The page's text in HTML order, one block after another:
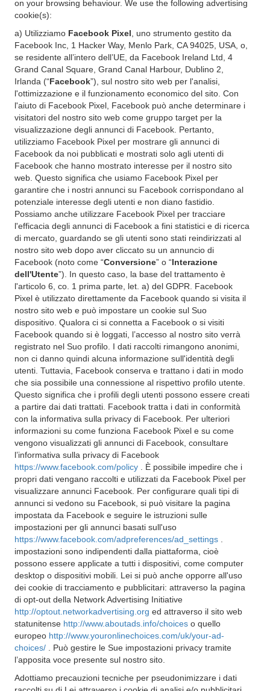
on your browsing behaviour. We use the following advertising
cookie(s):
a) Utilizziamo Facebook Pixel , uno strumento gestito da
Facebook Inc, 1 Hacker Way, Menlo Park, CA 94025, USA, o,
se residente all’intero dell’UE, da Facebook Ireland Ltd, 4
Grand Canal Square, Grand Canal Harbour, Dublino 2,
Irlanda (“Facebook”), sul nostro sito web per l'analisi,
l'ottimizzazione e il funzionamento economico del sito. Con
l'aiuto di Facebook Pixel, Facebook può anche determinare i
visitatori del nostro sito web come gruppo target per la
visualizzazione degli annunci di Facebook. Pertanto,
utilizziamo Facebook Pixel per mostrare gli annunci di
Facebook da noi pubblicati e mostrati solo agli utenti di
Facebook che hanno mostrato interesse per il nostro sito
web. Questo significa che usiamo Facebook Pixel per
garantire che i nostri annunci su Facebook corrispondano al
potenziale interesse degli utenti e non diano fastidio.
Possiamo anche utilizzare Facebook Pixel per tracciare
l'efficacia degli annunci di Facebook a fini statistici e di ricerca
di mercato, guardando se gli utenti sono stati reindirizzati al
nostro sito web dopo aver cliccato su un annuncio di
Facebook (noto come “Conversione” o “Interazione
dell'Utente”). In questo caso, la base del trattamento è
l'articolo 6, co. 1 prima parte, let. a) del GDPR. Facebook
Pixel è utilizzato direttamente da Facebook quando si visita il
nostro sito web e può impostare un cookie sul Suo
dispositivo. Qualora ci si connetta a Facebook o si visiti
Facebook quando si è loggati, l’accesso al nostro sito verrà
registrato nel Suo profilo. I dati raccolti rimangono anonimi,
non ci danno quindi alcuna informazione sull'identità degli
utenti. Tuttavia, Facebook conserva e trattano i dati in modo
che sia possibile una connessione al rispettivo profilo utente.
Questo significa che i profili degli utenti possono essere creati
a partire dai dati trattati. Facebook tratta i dati in conformità
con la informativa sulla privacy di Facebook. Per ulteriori
informazioni su come funziona Facebook Pixel e su come
vengono visualizzati gli annunci di Facebook, consultare
l’informativa sulla privacy di Facebook
https://www.facebook.com/policy
. È possibile impedire che i
propri dati vengano raccolti e utilizzati da Facebook Pixel per
visualizzare annunci Facebook. Per configurare quali tipi di
annunci si vedono su Facebook, si può visitare la pagina
impostata da Facebook e seguire le istruzioni sulle
impostazioni per gli annunci basati sull'uso
https://www.facebook.com/adpreferences/ad_settings
impostazioni sono indipendenti dalla piattaforma, cioè
possono essere applicate a tutti i dispositivi, come computer
desktop o dispositivi mobili. Lei si può anche opporre all'uso
dei cookie di tracciamento e pubblicitari: attraverso la pagina
di opt-out della Network Advertising Initiative
http://optout.networkadvertising.org ed attraverso il sito web
statunitense http://www.aboutads.info/choices o quello
europeo http://www.youronlinechoices.com/uk/your-ad-
choices/
. Può gestire le Sue impostazioni privacy tramite
l’apposita voce presente sul nostro sito.
Adottiamo precauzioni tecniche per pseudonimizzare i dati